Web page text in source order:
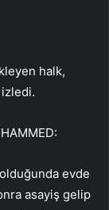
halk,
izledi.
evde
asayiş gelip